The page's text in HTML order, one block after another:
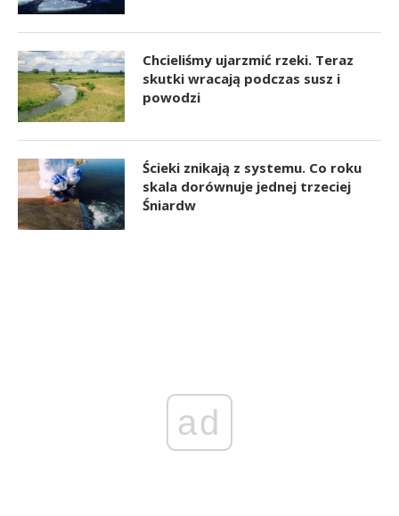
Chcieliśmy ujarzmić rzeki. Teraz
skutki wracają podczas susz i
powodzi
Ścieki znikają z systemu. Co roku
skala dorównuje jednej trzeciej
Śniardw
ad